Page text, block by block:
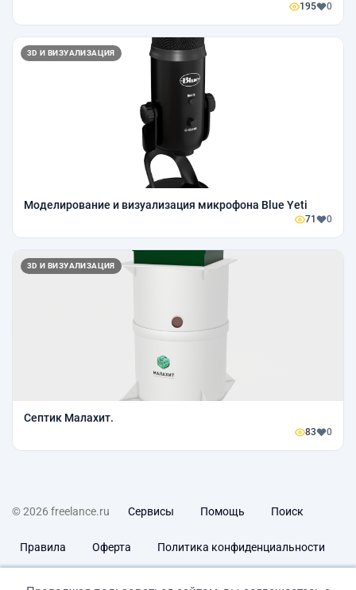
195 0
3D И ВИЗУАЛИЗАЦИЯ
Моделирование и визуализация микрофона Blue Yeti
71 0
3D И ВИЗУАЛИЗАЦИЯ
Септик Малахит.
83 0
© 2026 freelance.ru Сервисы Помощь Поиск
Правила Оферта Политика конфиденциальности